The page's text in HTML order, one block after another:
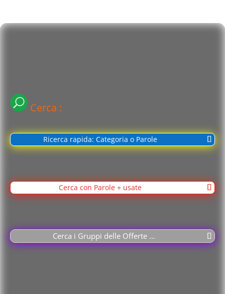
Cerca :
Ricerca rapida: Categoria o Parole
Cerca con Parole + usate
Cerca i Gruppi delle Offerte ...